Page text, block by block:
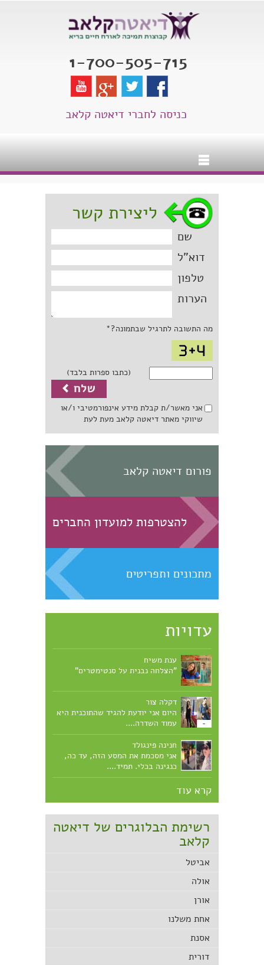
1-700-505-715
כניסה לחברי דיאטה קלאב
ליצירת קשר
שם
דוא"ל
טלפון
הערות
מה התשובה לתרגיל שבתמונה?*
(כתבו ספרות בלבד)
אני מאשר/ת קבלת מידע אינפורמטיבי ו/או
שיווקי מאתר דיאטה קלאב מעת לעת
פורום דיאטה קלאב
להצטרפות למועדון החברים
מתכונים ותפריטים
עדויות
ענת משיח
"הצלחה נבנית על סנטימטרים"
דקלה צור
היום אני יודעת להגיד שהתוכנית היא
עמוד השדרה....
חנינה פינגולד
אני מסכמת את המסע הזה, עד כה,
כנגינה בכלי. תמיד....
קרא עוד
רשימת הבלוגרים של דיאטה
קלאב
אביטל
אולה
אורן
אחת משלנו
אסנת
דורית